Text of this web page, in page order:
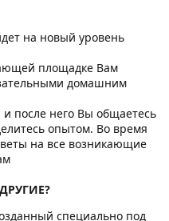
на новый уровень
площадке Вам
домашним
после него Вы общаетесь
опытом. Во время
на все возникающие
специально под